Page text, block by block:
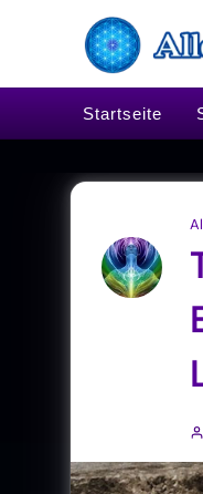
Startseite